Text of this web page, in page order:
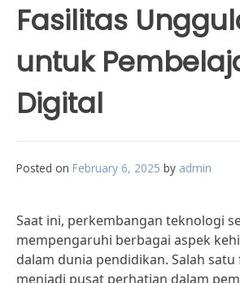
Fasilitas
untuk
Digital
Posted on February 6, 2025 by admin
Saat ini, perkembangan teknologi
mempengaruhi berbagai aspek
dalam dunia pendidikan. Salah satu
menjadi pusat perhatian dalam